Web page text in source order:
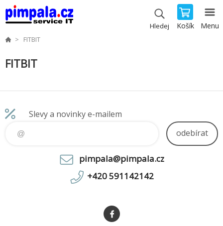
Hledej Košík Menu
FITBIT
FITBIT
Slevy a novinky e-mailem
odebírat
pimpala@pimpala.cz
+420 591142142